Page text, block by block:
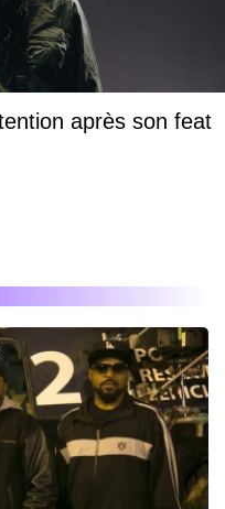
après son feat